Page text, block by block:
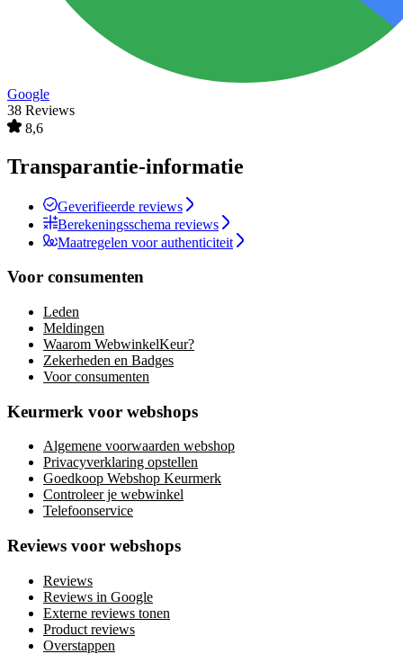
Google
38 Reviews
8,6
Transparantie-informatie
Geverifieerde reviews
Berekeningsschema reviews
Maatregelen voor authenticiteit
Voor consumenten
Leden
Meldingen
Waarom WebwinkelKeur?
Zekerheden en Badges
Voor consumenten
Keurmerk voor webshops
Algemene voorwaarden webshop
Privacyverklaring opstellen
Goedkoop Webshop Keurmerk
Controleer je webwinkel
Telefoonservice
Reviews voor webshops
Reviews
Reviews in Google
Externe reviews tonen
Product reviews
Overstappen